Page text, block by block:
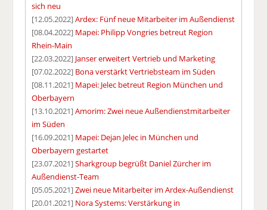
sich neu
[12.05.2022]Ardex: Fünf neue Mitarbeiter im Außendienst
[08.04.2022] Mapei: Philipp Vongries betreut Region
Rhein-Main
[22.03.2022] Janser erweitert Vertrieb und Marketing
[07.02.2022] Bona verstärkt Vertriebsteam im Süden
[08.11.2021] Mapei: Jelec betreut Region München und
Oberbayern
[13.10.2021]Amorim: Zwei neue Außendienstmitarbeiter
im Süden
[16.09.2021] Mapei: Dejan Jelec in München und
Oberbayern gestartet
[23.07.2021]Sharkgroup begrüßt Daniel Zürcher im
Außendienst-Team
[05.05.2021]Zwei neue Mitarbeiter im Ardex-Außendienst
[20.01.2021] Nora Systems: Verstärkung in